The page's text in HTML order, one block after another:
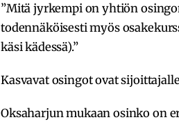
”Mitä jyrkempi on yhtiön
todennäköisesti myös
käsi kädessä).”
Kasvavat osingot ovat
Oksaharjun mukaan osinko on